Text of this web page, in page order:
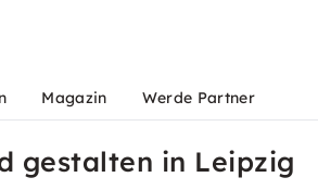
Magazin Werde Partner
gestalten in Leipzig